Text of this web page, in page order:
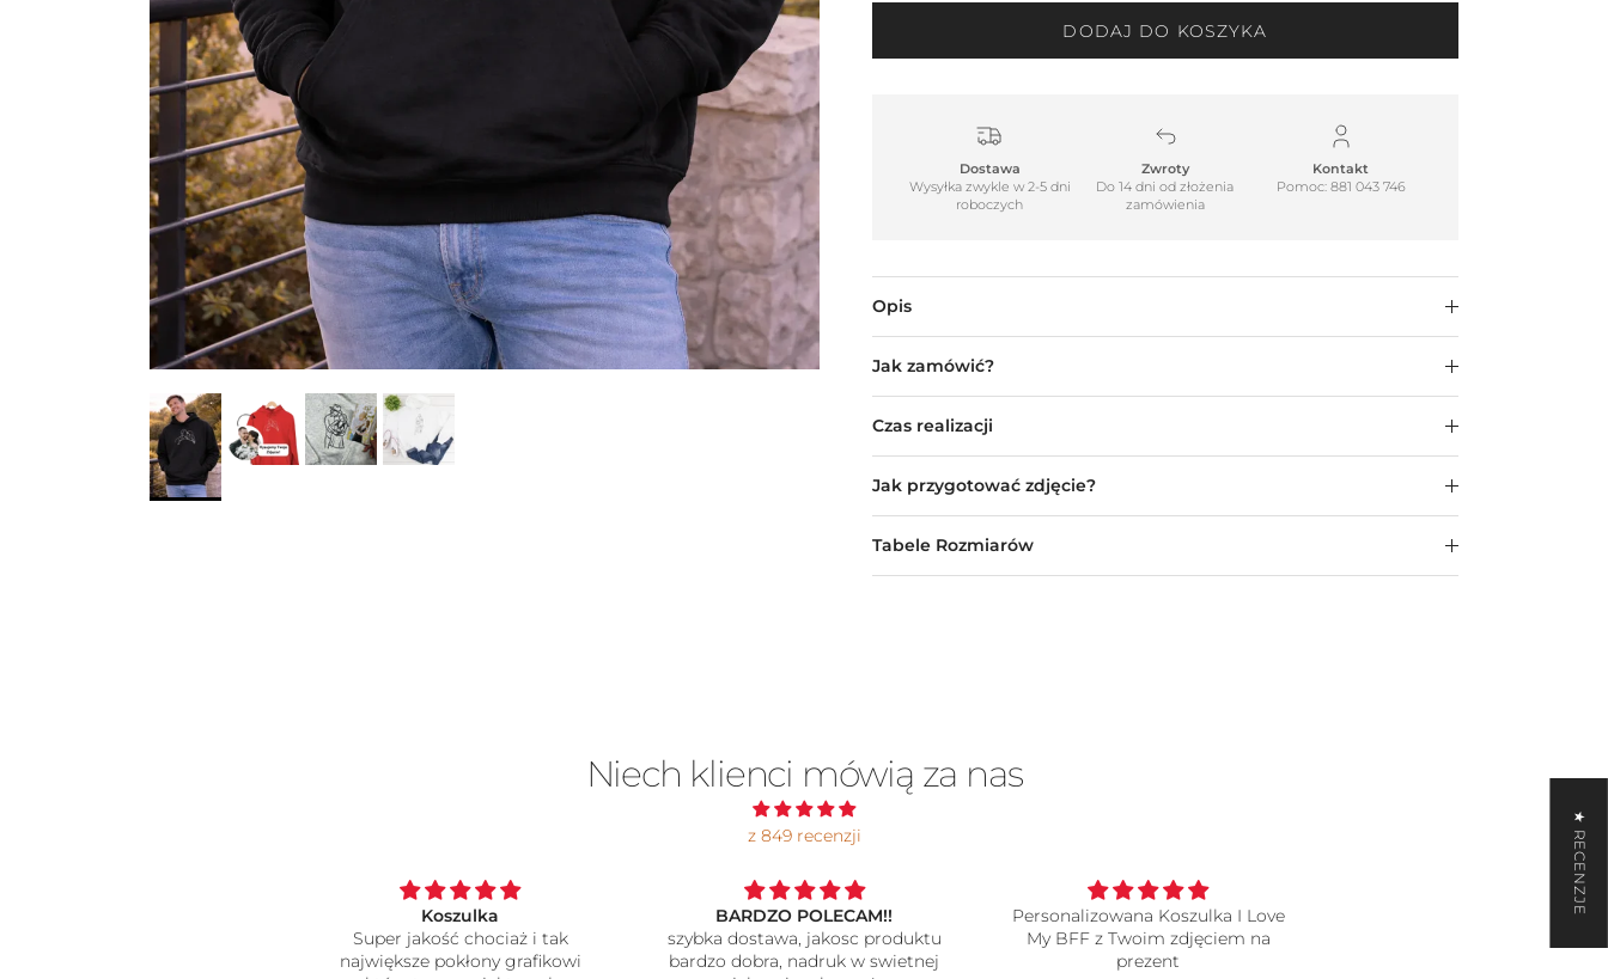
DODAJ DO KOSZYKA
Dostawa
Wysyłka zwykle w 2-5 dni
roboczych
Zwroty
Do 14 dni od złożenia
zamówienia
Kontakt
Pomoc: 881 043 746
Opis
Jak zamówić?
Czas realizacji
Jak przygotować zdjęcie?
Tabele Rozmiarów
Niech klienci mówią za nas
z 849 recenzji
Koszulka
Super jakość chociaż i tak
największe pokłony grafikowi
BARDZO POLECAM!!
szybka dostawa, jakosc produktu
bardzo dobra, nadruk w swietnej
Personalizowana Koszulka I Love
My BFF z Twoim zdjęciem na
prezent
★ RECENZJE